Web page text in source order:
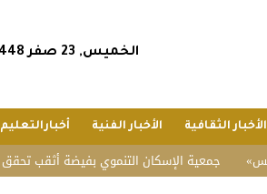
الخميس, 23 صفر 1448 هجريا, 6 أغسطس 2026 ميلاديا.
الأخبار الثقافية الأخبار الفنية أخبارالتعليم
جمعية الإسكان التنموي بفيضة أثقب تحقق 96.3% في تقييم الحوكمة